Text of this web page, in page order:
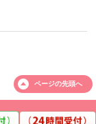
ページの先頭へ